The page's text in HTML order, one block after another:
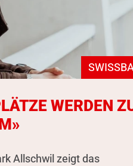
WERDEN
Allschwil zeigt das